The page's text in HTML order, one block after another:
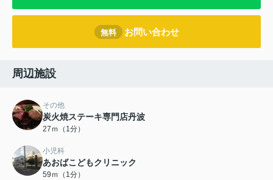
無料 お問い合わせ
周辺施設
その他
炭火焼ステーキ専門店丹波
27ｍ（1分）
小児科
あおばこどもクリニック
59ｍ（1分）